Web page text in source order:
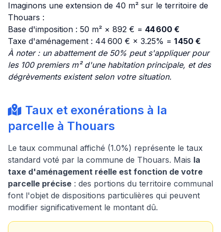
Imaginons une extension de 40 m² sur le territoire de
Thouars :
Base d'imposition : 50 m² × 892 € = 44 600 €
Taxe d'aménagement : 44 600 € × 3.25% = 1 450 €
À noter : un abattement de 50% peut s'appliquer pour
les 100 premiers m² d'une habitation principale, et des
dégrèvements existent selon votre situation.
Taux et exonérations à la
parcelle à Thouars
Le taux communal affiché (1.0%) représente le taux
standard voté par la commune de Thouars. Mais la
taxe d'aménagement réelle est fonction de votre
parcelle précise : des portions du territoire communal
font l'objet de dispositions particulières qui peuvent
modifier significativement le montant dû.